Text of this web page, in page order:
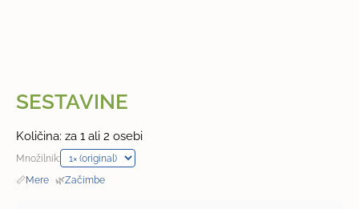
SESTAVINE
Količina: za 1 ali 2 osebi
Množilnik:
📏Mere · 🌿Začimbe